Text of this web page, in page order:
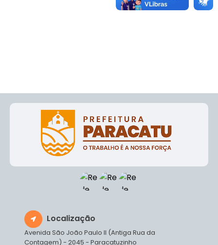
Localização
Avenida São João Paulo II (Antiga Rua da
Contagem) - 2045 - Paracatuzinho